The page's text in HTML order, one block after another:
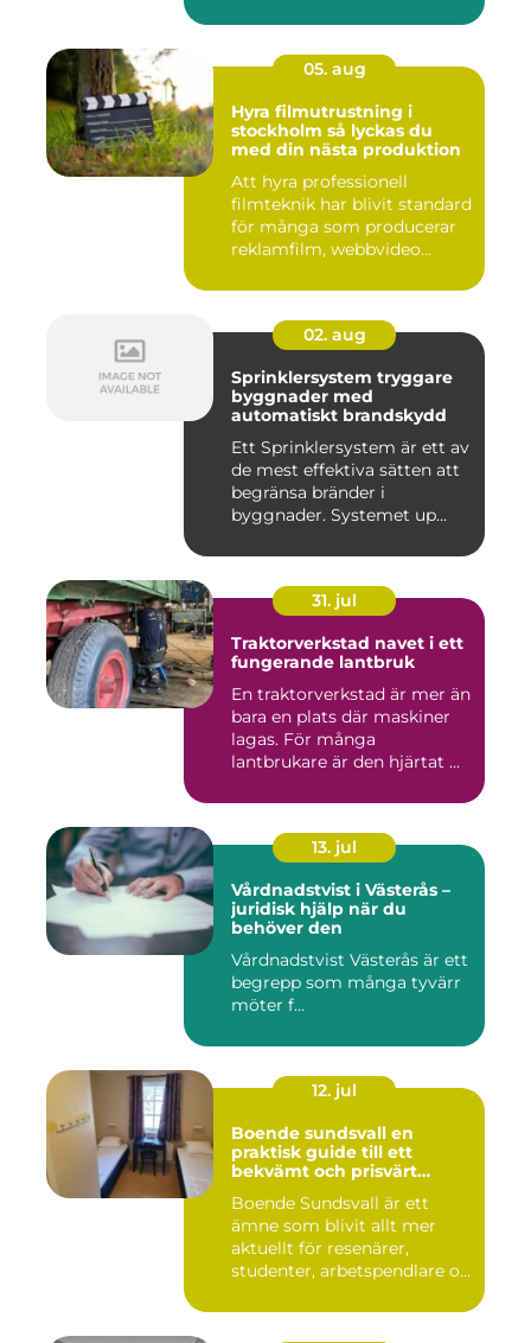
05. aug
Hyra filmutrustning i
stockholm så lyckas du
med din nästa produktion
Att hyra professionell
filmteknik har blivit standard
för många som producerar
reklamfilm, webbvideo...
02. aug
Sprinklersystem tryggare
byggnader med
automatiskt brandskydd
Ett Sprinklersystem är ett av
de mest effektiva sätten att
begränsa bränder i
byggnader. Systemet up...
31. jul
Traktorverkstad navet i ett
fungerande lantbruk
En traktorverkstad är mer än
bara en plats där maskiner
lagas. För många
lantbrukare är den hjärtat ...
13. jul
Vårdnadstvist i Västerås –
juridisk hjälp när du
behöver den
Vårdnadstvist Västerås är ett
begrepp som många tyvärr
möter f...
12. jul
Boende sundsvall en
praktisk guide till ett
bekvämt och prisvärt
Boende Sundsvall är ett
ämne som blivit allt mer
aktuellt för resenärer,
studenter, arbetspendlare o...